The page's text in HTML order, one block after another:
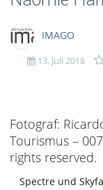
IMAGO
13. Juli 2018
Fotograf:
Tourismus –
rights reserved.
Spectre und